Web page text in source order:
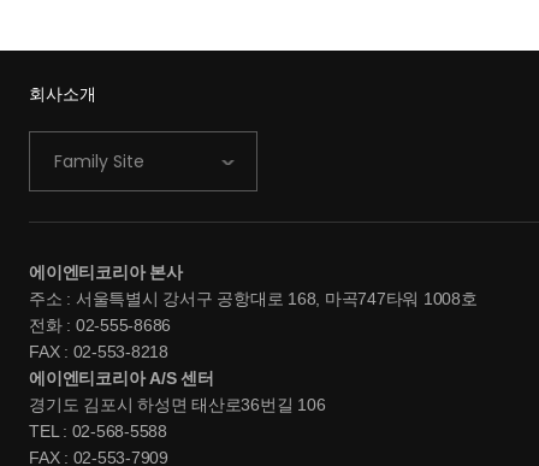
회사소개
Family Site
에이엔티코리아 본사
주소 : 서울특별시 강서구 공항대로 168, 마곡747타워 1008호
전화 : 02-555-8686
FAX : 02-553-8218
에이엔티코리아 A/S 센터
경기도 김포시 하성면 태산로36번길 106
TEL : 02-568-5588
FAX : 02-553-7909